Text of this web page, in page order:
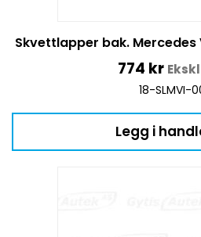
Skvettlapper bak. Mercedes
774 kr
18-SLMVI-
Legg i